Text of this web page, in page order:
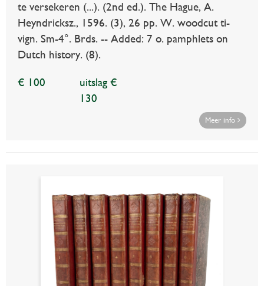
te versekeren (...). (2nd ed.). The Hague, A.
Heyndricksz., 1596. (3), 26 pp. W. woodcut ti-
vign. Sm-4°. Brds. -- Added: 7 o. pamphlets on
Dutch history. (8).
€ 100
uitslag €
130
Meer info